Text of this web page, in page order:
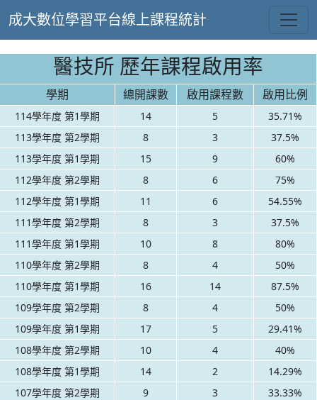
成大數位學習平台線上課程統計
醫技所 歷年課程啟用率
學期 總開課數 啟用課程數 啟用比例
114學年度 第1學期 14 5
35.71%
113學年度 第2學期
8 3
37.5%
113學年度 第1學期
15 9
60%
112學年度 第2學期
8 6
75%
112學年度 第1學期
11 6
54.55%
111學年度 第2學期
8 3
37.5%
111學年度 第1學期
10 8
80%
110學年度 第2學期
8 4
50%
110學年度 第1學期
16 14
87.5%
109學年度 第2學期
8 4
50%
109學年度 第1學期
17 5
29.41%
108學年度 第2學期
10 4
40%
108學年度 第1學期
14 2
14.29%
107學年度 第2學期
9 3
33.33%